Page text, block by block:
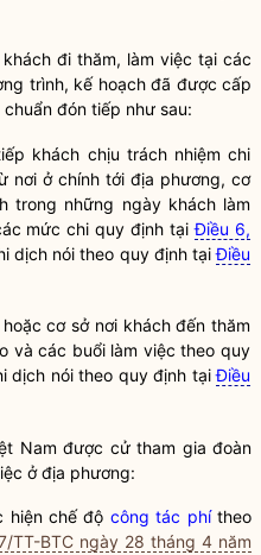
đi thăm, làm việc tại các
trình, kế hoạch đã được cấp
đón tiếp như sau:
khách chịu trách nhiệm chi
nơi ở chính tới địa phương, cơ
trong những ngày khách làm
mức chi quy định tạiĐiều 6,
dịch nói theo quy định tạiĐiều
cơ sở nơi khách đến thăm
và các buổi làm việc theo quy
dịch nói theo quy định tạiĐiều
Nam được cử tham gia đoàn
ở địa phương:
hiện chế độ công tác phítheo
TT-BTC ngày 28 tháng 4 năm